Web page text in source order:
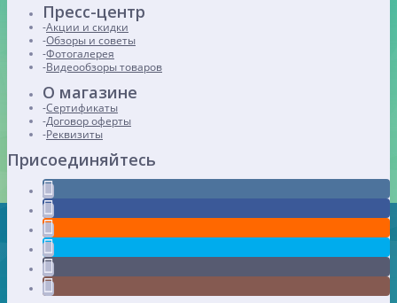
Пресс-центр
Акции и скидки
Обзоры и советы
Фотогалерея
Видеообзоры товаров
О магазине
Сертификаты
Договор оферты
Реквизиты
Присоединяйтесь